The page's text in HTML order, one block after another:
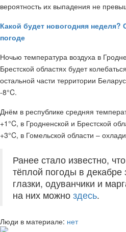
вероятность их выпадения не
Какой будет новогодняя неделя?
погоде
Ночью температура воздуха в
Брестской областях будет
остальной части территории
-8°C.
Днём в республике средняя
+1°C, в Гродненской и Брестской
+3°C, в Гомельской области –
Ранее стало известно,
тёплой погоды в
глазки, одуванчики и
на них можно здесь.
Люди в материале: нет